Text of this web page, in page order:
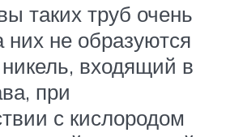
таких труб очень
них не образуются
входящий в
при
с кислородом